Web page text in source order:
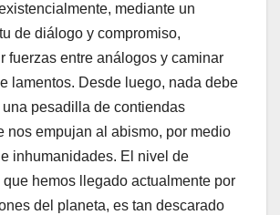
mediante un
de diálogo y compromiso,
fuerzas entre análogos y caminar
lamentos. Desde luego, nada debe
pesadilla de contiendas
nos empujan al abismo, por medio
inhumanidades. El nivel de
hemos llegado actualmente por
del planeta, es tan descarado